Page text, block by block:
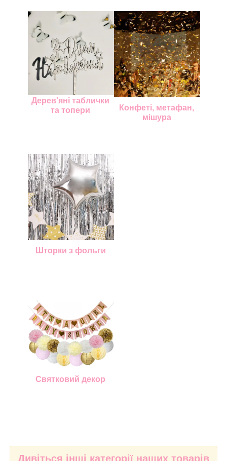
Дивіться інші категорії наших товарів
Дерев'яні таблички
та топери
Конфеті, метафан,
мішура
Шторки з фольги
Святковий декор